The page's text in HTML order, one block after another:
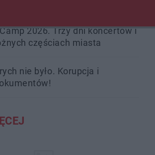
2026. Trzy dni koncertów i
częściach miasta
nie było. Korupcja i